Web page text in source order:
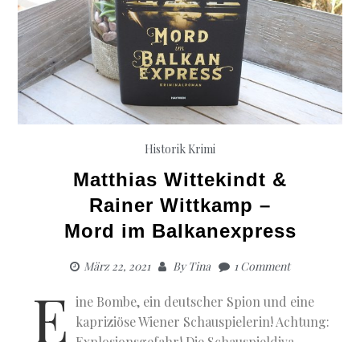
Historik Krimi
Matthias Wittekindt &
Rainer Wittkamp –
Mord im Balkanexpress
März 22, 2021 ByTina 1 Comment
E ine Bombe, ein deutscher Spion und eine
kapriziöse Wiener Schauspielerin! Achtung: